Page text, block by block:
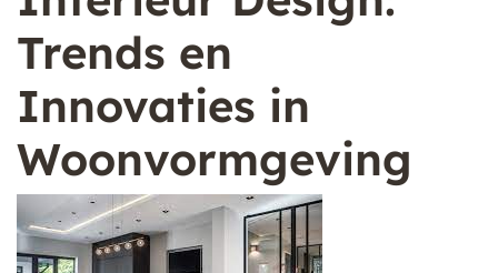
Trends en
Innovaties in
Woonvormgeving